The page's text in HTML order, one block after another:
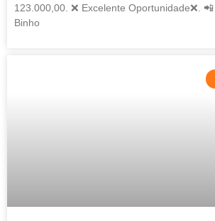
123.000,00. ❌ Excelente Oportunidade❌.
Binho